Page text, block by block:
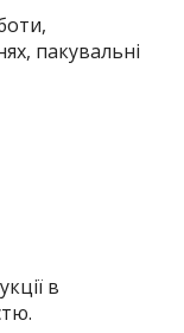
пакувальні
в